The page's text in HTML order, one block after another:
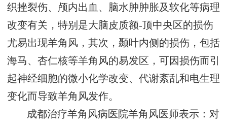
织挫裂伤、颅内出血、脑水肿肿胀及软化等病理
改变有关，特别是大脑皮质额-顶中央区的损伤
尤易出现羊角风，其次，颞叶内侧的损伤，包括
海马、杏仁核等羊角风的易发区，可因损伤而引
起神经细胞的微小化学改变、代谢紊乱和电生理
变化而导致羊角风发作。
成都治疗羊角风病医院羊角风医师表示：对